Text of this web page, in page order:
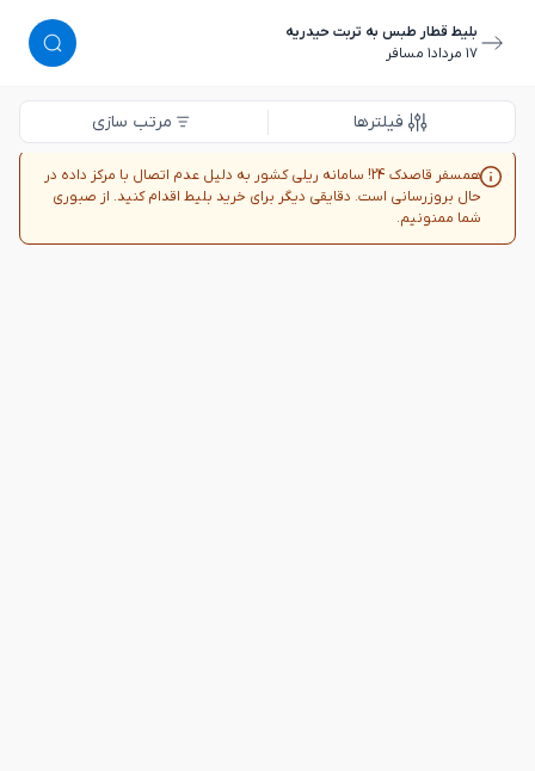
بلیط قطار طبس به تربت حیدریه
١٧ مرداد
١ مسافر
فیلترها مرتب سازی
همسفر قاصدک 24! سامانه ریلی کشور به دلیل عدم اتصال با مرکز داده در
حال بروزرسانی است. دقایقی دیگر برای خرید بلیط اقدام کنید. از صبوری
شما ممنونیم.